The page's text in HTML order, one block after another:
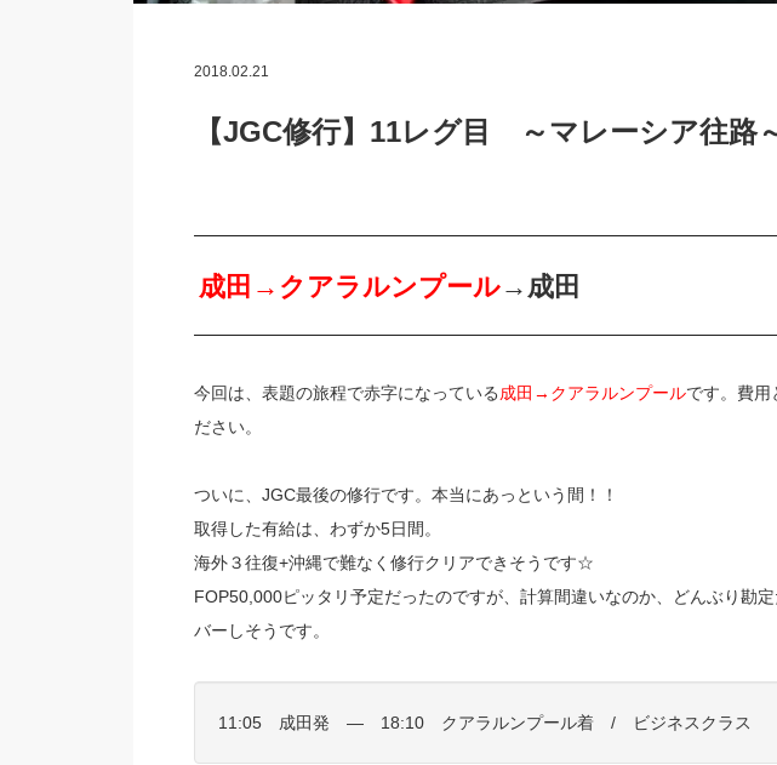
2018.02.21
【JGC修行】11レグ目 ～マレーシア往路
成田→クアラルンプール→成田
今回は、表題の旅程で赤字になっている成田→クアラルンプールです。費用
ださい。
ついに、JGC最後の修行です。本当にあっという間！！
取得した有給は、わずか5日間。
海外３往復+沖縄で難なく修行クリアできそうです☆
FOP50,000ピッタリ予定だったのですが、計算間違いなのか、どんぶり勘
バーしそうです。
11:05 成田発 ― 18:10 クアラルンプール着 / ビジネスクラス